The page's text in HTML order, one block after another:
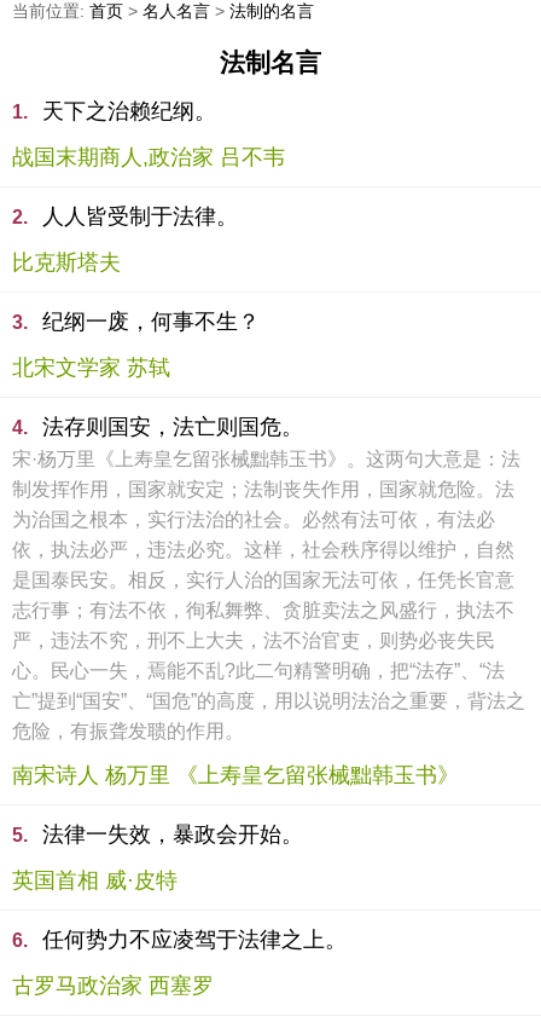
当前位置: 首页 > 名人名言 > 法制的名言
法制名言
1.
天下之治赖纪纲。
战国末期商人,政治家 吕不韦
2.
人人皆受制于法律。
比克斯塔夫
3.
纪纲一废，何事不生？
北宋文学家 苏轼
4. 法存则国安，法亡则国危。
宋·杨万里《上寿皇乞留张械黜韩玉书》。这两句大意是：法
制发挥作用，国家就安定；法制丧失作用，国家就危险。法
为治国之根本，实行法治的社会。必然有法可依，有法必
依，执法必严，违法必究。这样，社会秩序得以维护，自然
是国泰民安。相反，实行人治的国家无法可依，任凭长官意
志行事；有法不依，徇私舞弊、贪脏卖法之风盛行，执法不
严，违法不究，刑不上大夫，法不治官吏，则势必丧失民
心。民心一失，焉能不乱?此二句精警明确，把“法存”、“法
亡”提到“国安”、“国危”的高度，用以说明法治之重要，背法之
危险，有振聋发聩的作用。
南宋诗人 杨万里 《上寿皇乞留张械黜韩玉书》
5.
法律一失效，暴政会开始。
英国首相 威·皮特
6.
任何势力不应凌驾于法律之上。
古罗马政治家 西塞罗